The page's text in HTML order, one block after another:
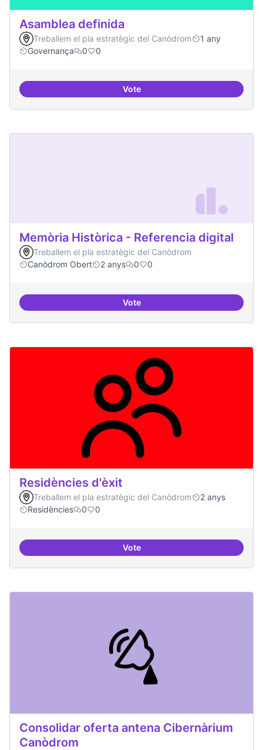
Asamblea definida
Treballem el pla estratègic del Canòdrom
1 any
Governança
0 0
VoteAsamblea definida
Memòria Històrica - Referencia digital
Treballem el pla estratègic del Canòdrom
Canòdrom Obert
2 anys 0 0
VoteMemòria Històrica - Referencia
Residències d'èxit
Treballem el pla estratègic del Canòdrom
2 anys
Residències
0 0
VoteResidències d'èxit
Consolidar oferta antena Cibernàrium
Canòdrom